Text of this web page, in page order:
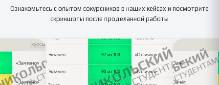
Ознакомьтесь с опытом сокурсников в наших кейсах и посмотрите
скриншоты после проделанной работы